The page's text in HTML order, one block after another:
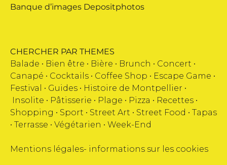
Banque d’images Depositphotos
CHERCHER PAR THEMES
Balade • Bien être • Bière • Brunch • Concert •
Canapé • Cocktails • Coffee Shop • Escape Game •
Festival
• Guides • Histoire de Montpellier •
Insolite • Pâtisserie • Plage • Pizza • Recettes •
Shopping • Sport • Street Art • Street Food • Tapas
• Terrasse • Végétarien • Week-End
Mentions légales- informations sur les cookies